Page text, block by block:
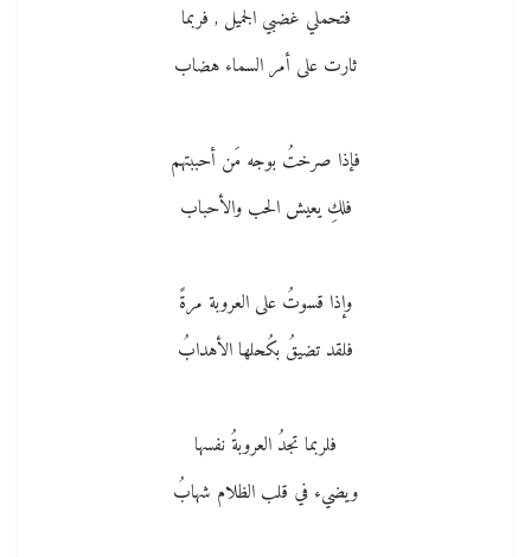
فتحملي غضبي الجميل , فربما
ثارت على أمر السماء هضاب
فإذا صرختُ بوجه مَن أحببتهم
فلكِ يعيش الحب والأحباب
وإذا قسوتُ على العروبة مرةً
فلقد تضيقُ بكُحلها الأهدابُ
فلربما تجدُ العروبةُ نفسها
ويضيء في قلب الظلام شهابُ